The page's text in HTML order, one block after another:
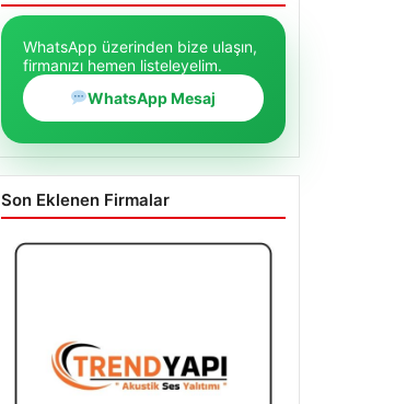
WhatsApp üzerinden bize ulaşın,
firmanızı hemen listeleyelim.
WhatsApp Mesaj
Son Eklenen Firmalar